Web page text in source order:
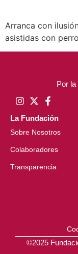
Arranca con
asistidas con
Por la
La Fundación
Sobre Nosotros
Colaboradores
Transparencia
©2025